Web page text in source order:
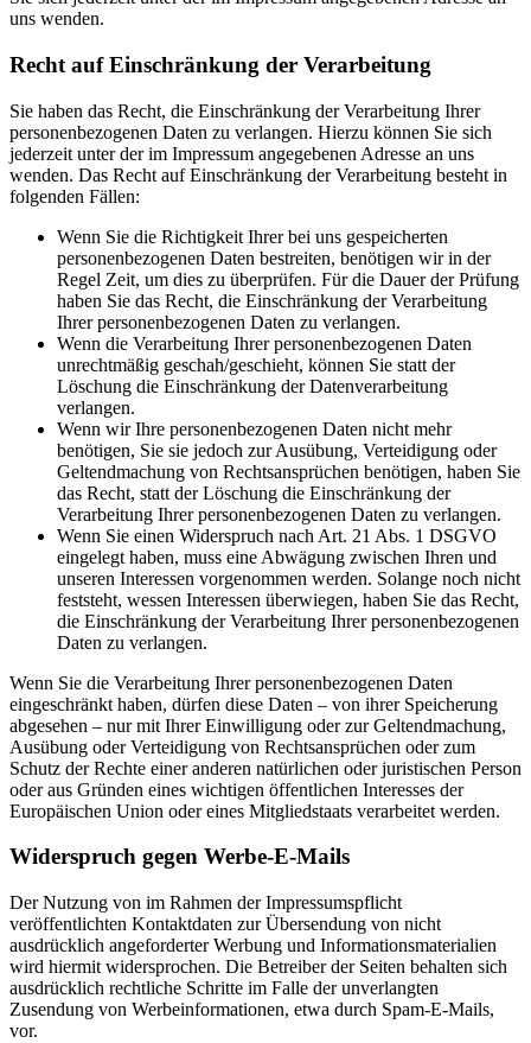
uns wenden.
Recht auf Einschränkung der Verarbeitung
Sie haben das Recht, die Einschränkung der Verarbeitung Ihrer
personenbezogenen Daten zu verlangen. Hierzu können Sie sich
jederzeit unter der im Impressum angegebenen Adresse an uns
wenden. Das Recht auf Einschränkung der Verarbeitung besteht in
folgenden Fällen:
Wenn Sie die Richtigkeit Ihrer bei uns gespeicherten
personenbezogenen Daten bestreiten, benötigen wir in der
Regel Zeit, um dies zu überprüfen. Für die Dauer der Prüfung
haben Sie das Recht, die Einschränkung der Verarbeitung
Ihrer personenbezogenen Daten zu verlangen.
Wenn die Verarbeitung Ihrer personenbezogenen Daten
unrechtmäßig geschah/geschieht, können Sie statt der
Löschung die Einschränkung der Datenverarbeitung
verlangen.
Wenn wir Ihre personenbezogenen Daten nicht mehr
benötigen, Sie sie jedoch zur Ausübung, Verteidigung oder
Geltendmachung von Rechtsansprüchen benötigen, haben Sie
das Recht, statt der Löschung die Einschränkung der
Verarbeitung Ihrer personenbezogenen Daten zu verlangen.
Wenn Sie einen Widerspruch nach Art. 21 Abs. 1 DSGVO
eingelegt haben, muss eine Abwägung zwischen Ihren und
unseren Interessen vorgenommen werden. Solange noch nicht
feststeht, wessen Interessen überwiegen, haben Sie das Recht,
die Einschränkung der Verarbeitung Ihrer personenbezogenen
Daten zu verlangen.
Wenn Sie die Verarbeitung Ihrer personenbezogenen Daten
eingeschränkt haben, dürfen diese Daten – von ihrer Speicherung
abgesehen – nur mit Ihrer Einwilligung oder zur Geltendmachung,
Ausübung oder Verteidigung von Rechtsansprüchen oder zum
Schutz der Rechte einer anderen natürlichen oder juristischen Person
oder aus Gründen eines wichtigen öffentlichen Interesses der
Europäischen Union oder eines Mitgliedstaats verarbeitet werden.
Widerspruch gegen Werbe-E-Mails
Der Nutzung von im Rahmen der Impressumspflicht
veröffentlichten Kontaktdaten zur Übersendung von nicht
ausdrücklich angeforderter Werbung und Informationsmaterialien
wird hiermit widersprochen. Die Betreiber der Seiten behalten sich
ausdrücklich rechtliche Schritte im Falle der unverlangten
Zusendung von Werbeinformationen, etwa durch Spam-E-Mails,
vor.